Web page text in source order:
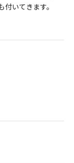
いてきます。